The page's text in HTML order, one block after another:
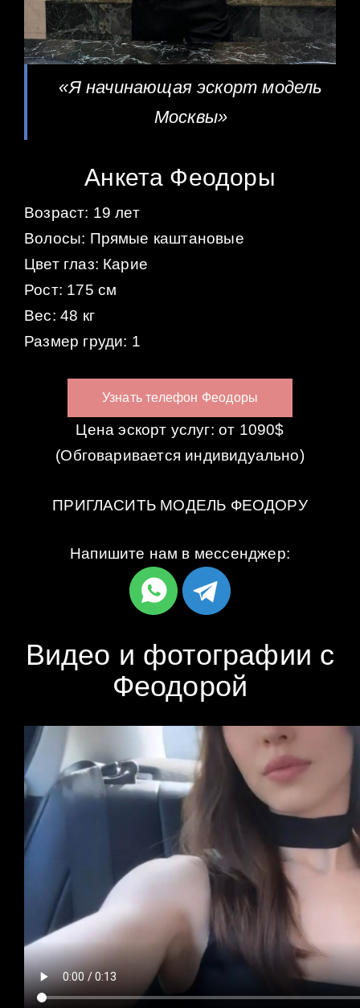
«Я начинающая эскорт модель
Москвы»
Анкета Феодоры
Возраст: 19 лет
Волосы: Прямые каштановые
Цвет глаз: Карие
Рост: 175 см
Вес: 48 кг
Размер груди: 1
Узнать телефон Феодоры
Цена эскорт услуг: от 1090$
(Обговаривается индивидуально)
ПРИГЛАСИТЬ МОДЕЛЬ ФЕОДОРУ
Напишите нам в мессенджер:
Видео и фотографии с
Феодорой